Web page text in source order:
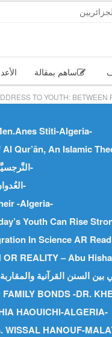
ساهم بمقالة
TO YOUTH:
Stiti-Algeria-
Qur’ān, An Islamic
النَّرجسيَّة والمُعجَم د.محمد جمعة الدِّربيّ -مصر-
العُدوان على القرآن أ.بن جدو بلخير – الجزائر-
-algeria-
Youth Can Rise
In Science AR
OR REALITY – Abu
BONDS -DR.
HAOUICHI-ALGERIA-
WISSAL HANOUF-